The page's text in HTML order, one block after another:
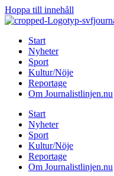
Hoppa till innehåll
Start
Nyheter
Sport
Kultur/Nöje
Reportage
Om Journalistlinjen.nu
Start
Nyheter
Sport
Kultur/Nöje
Reportage
Om Journalistlinjen.nu